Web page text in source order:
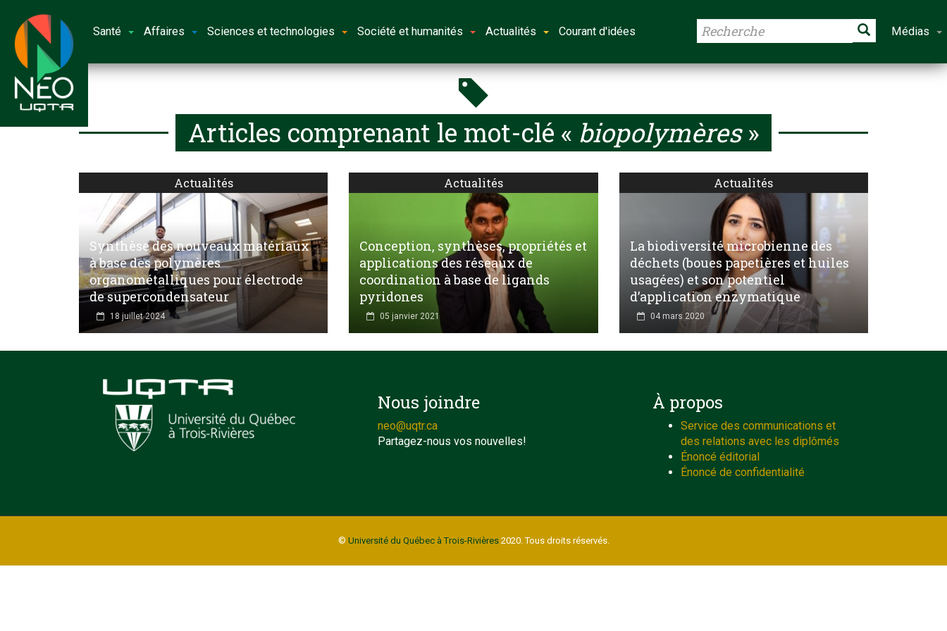
Santé Affaires Sciences et technologies Société et humanités Actualités Courant d'idées Médias
Articles comprenant le mot-clé « biopolymères»
Actualités
Synthèse des nouveaux matériaux
à base des polymères
organométalliques pour électrode
de supercondensateur
18 juillet 2024
Actualités
Conception, synthèses, propriétés et
applications des réseaux de
coordination à base de ligands
pyridones
05 janvier 2021
Actualités
La biodiversité microbienne des
déchets (boues papetières et huiles
usagées) et son potentiel
d’application enzymatique
04 mars 2020
Nous joindre
neo@uqtr.ca
Partagez-nous vos nouvelles!
À propos
Service des communications et
des relations avec les diplômés
Énoncé éditorial
Énoncé de confidentialité
© Université du Québec à Trois-Rivières2020. Tous droits réservés.